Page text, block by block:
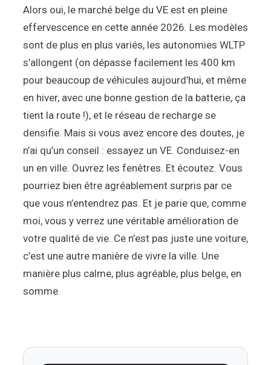
Alors oui, le marché belge du VE est en pleine
effervescence en cette année 2026. Les modèles
sont de plus en plus variés, les autonomies WLTP
s’allongent (on dépasse facilement les 400 km
pour beaucoup de véhicules aujourd’hui, et même
en hiver, avec une bonne gestion de la batterie, ça
tient la route !), et le réseau de recharge se
densifie. Mais si vous avez encore des doutes, je
n’ai qu’un conseil : essayez un VE. Conduisez-en
un en ville. Ouvrez les fenêtres. Et écoutez. Vous
pourriez bien être agréablement surpris par ce
que vous n’entendrez pas. Et je parie que, comme
moi, vous y verrez une véritable amélioration de
votre qualité de vie. Ce n’est pas juste une voiture,
c’est une autre manière de vivre la ville. Une
manière plus calme, plus agréable, plus belge, en
somme.